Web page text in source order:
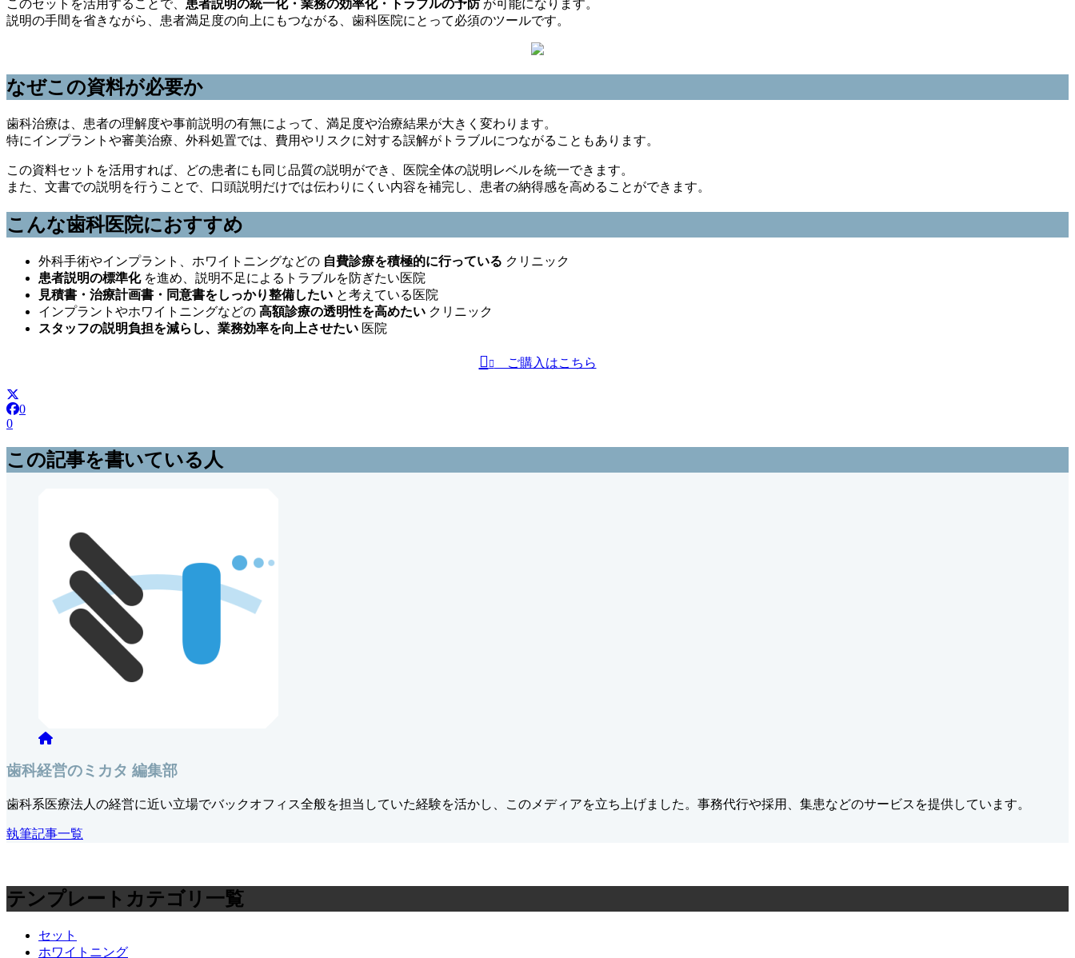
このセットを活用することで、 患者説明の統一化・業務の効率化・トラブルの予防が可能になります。
説明の手間を省きながら、患者満足度の向上にもつながる、歯科医院にとって必須のツールです。
なぜこの資料が必要か
歯科治療は、患者の理解度や事前説明の有無によって、満足度や治療結果が大きく変わります。
特にインプラントや審美治療、外科処置では、費用やリスクに対する誤解がトラブルにつながることもあります。
この資料セットを活用すれば、どの患者にも同じ品質の説明ができ、医院全体の説明レベルを統一できます。
また、文書での説明を行うことで、口頭説明だけでは伝わりにくい内容を補完し、患者の納得感を高めることができます。
こんな歯科医院におすすめ
外科手術やインプラント、ホワイトニングなどの 自費診療を積極的に行っている クリニック
患者説明の標準化を進め、説明不足によるトラブルを防ぎたい医院
見積書・治療計画書・同意書をしっかり整備したい と考えている医院
インプラントやホワイトニングなどの 高額診療の透明性を高めたい クリニック
スタッフの説明負担を減らし、業務効率を向上させたい 医院
ご購入はこちら
0
0
この記事を書いている人
歯科経営のミカタ 編集部
歯科系医療法人の経営に近い立場でバックオフィス全般を担当していた経験を活かし、このメディアを立ち上げました。事務代行や採用、集患などのサービスを提供しています。
執筆記事一覧
テンプレートカテゴリ一覧
セット
ホワイトニング